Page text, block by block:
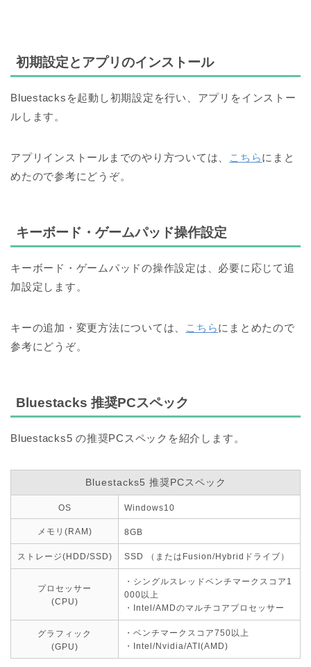
初期設定とアプリのインストール
Bluestacksを起動し初期設定を行い、アプリをインストー
ルします。
アプリインストールまでのやり方ついては、 こちらにまと
めたので参考にどうぞ。
キーボード・ゲームパッド操作設定
キーボード・ゲームパッドの操作設定は、必要に応じて追
加設定します。
キーの追加・変更方法については、 こちらにまとめたので
参考にどうぞ。
Bluestacks 推奨PCスペック
Bluestacks5 の推奨PCスペックを紹介します。
Bluestacks5 推奨PCスペック
OS Windows10
メモリ(RAM) 8GB
ストレージ(HDD/SSD) SSD （またはFusion/Hybridドライブ）
プロセッサー
(CPU)
・シングルスレッドベンチマークスコア1
000以上
・Intel/AMDのマルチコアプロセッサー
グラフィック
(GPU)
・ベンチマークスコア750以上
・Intel/Nvidia/ATI(AMD)